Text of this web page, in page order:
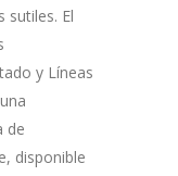
sutiles. El
y Líneas
de
disponible